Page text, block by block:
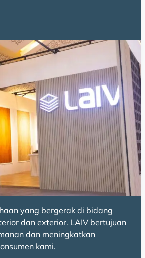
yang bergerak di bidang
dan exterior. LAIV bertujuan
dan meningkatkan
kami.